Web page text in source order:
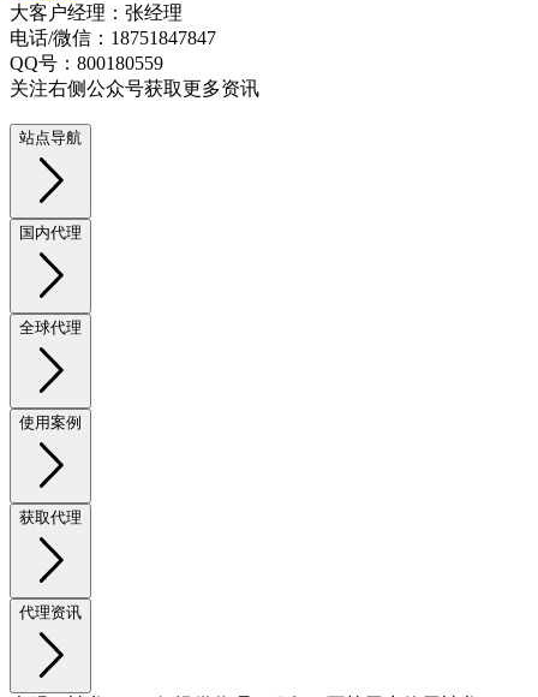
大客户经理：张经理
电话/微信：18751847847
QQ号：800180559
关注右侧公众号获取更多资讯
站点导航
国内代理
全球代理
使用案例
获取代理
代理资讯